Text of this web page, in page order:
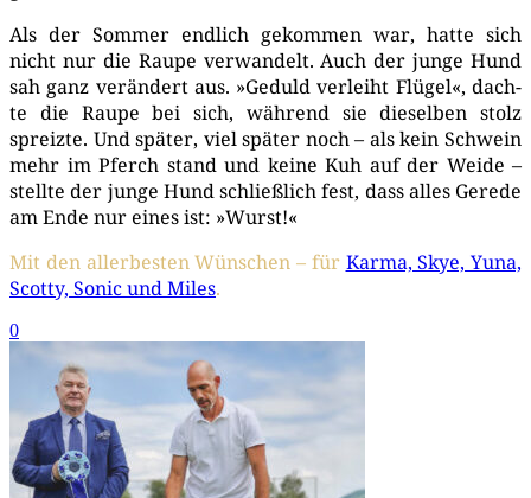
Als der Som­mer end­lich gekom­men war, hat­te sich
nicht nur die Rau­pe ver­wan­delt. Auch der jun­ge Hund
sah ganz ver­än­dert aus. »Geduld ver­leiht Flü­gel«, dach­
te die Rau­pe bei sich, wäh­rend sie die­sel­ben stolz
spreiz­te. Und spä­ter, viel spä­ter noch – als kein Schwein
mehr im Pferch stand und kei­ne Kuh auf der Wei­de –
stell­te der jun­ge Hund schließ­lich fest, dass alles Gere­de
am Ende nur eines ist: »Wurst!«
Mit den aller­bes­ten Wün­schen – für Kar­ma, Skye, Yuna,
Scot­ty, Sonic und Miles.
0